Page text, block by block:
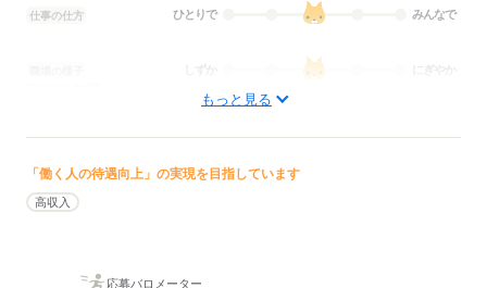
仕事の仕方 ひとりで みんなで
にぎやか
■賞与：3.5ヶ月/年
■賞与備考：昨年度実績
■退職金制度：有（勤続5年以上）
資格取得支援
もっと見る
「働く人の待遇向上」の実現を目指しています
高収入
応募バロメーター